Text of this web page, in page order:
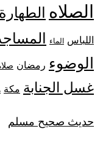
الصلاه الطهارة
اللباس الماء
الوضوء رمضان
غسل الجنابة مكة
حديث صحيح مسلم